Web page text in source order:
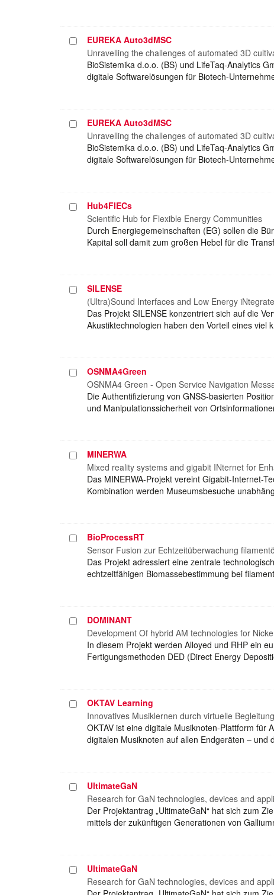
Projekt
auswählen
EUREKA Auto3dMSC
Unravelling the challenges of automated 3D
BioSistemika d.o.o. (BS) und LifeTaq-Analytics
digitale Softwarelösungen für Biotech-
Projekt
auswählen
EUREKA Auto3dMSC
Unravelling the challenges of automated 3D
BioSistemika d.o.o. (BS) und LifeTaq-Analytics
digitale Softwarelösungen für Biotech-
Projekt
auswählen
Hub4FlECs
Scientific Hub for Flexible Energy Communities
Durch Energiegemeinschaften (EG) sollen die
Kapital soll damit zum großen Hebel für die
Projekt
auswählen
SILENSE
(Ultra)Sound Interfaces and Low Energy
Das Projekt SILENSE konzentriert sich auf die
Akustiktechnologien haben den Vorteil eines
Projekt
auswählen
OSNMA4Green
OSNMA4 Green - Open Service Navigation
Die Authentifizierung von GNSS-basierten
und Manipulationssicherheit von
Projekt
auswählen
MINERWA
Mixed reality systems and gigabit INternet for
Das MINERWA-Projekt vereint Gigabit-Internet-
Kombination werden Museumsbesuche
Projekt
auswählen
BioProcessRT
Sensor Fusion zur Echtzeitüberwachung
Das Projekt adressiert eine zentrale
echtzeitfähigen Biomassebestimmung bei
Projekt
auswählen
DOMINANT
Development Of hybrid AM technologies for
In diesem Projekt werden Alloyed und RHP ein
Fertigungsmethoden DED (Direct Energy
Projekt
auswählen
OKTAV Learning
Innovatives Musiklernen durch virtuelle
OKTAV ist eine digitale Musiknoten-Plattform für
digitalen Musiknoten auf allen Endgeräten –
Projekt
auswählen
UltimateGaN
Research for GaN technologies, devices and
Der Projektantrag „UltimateGaN“ hat sich zum
mittels der zukünftigen Generationen von
Projekt
auswählen
UltimateGaN
Research for GaN technologies, devices and